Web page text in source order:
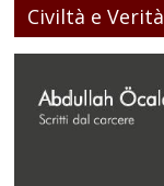
Civiltà e Verità